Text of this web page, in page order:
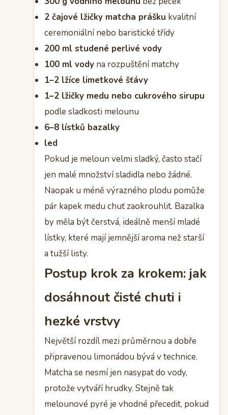
2 čajové lžičky matcha prášku kvalitní
ceremoniální nebo baristické třídy
200 ml studené perlivé vody
100 ml vody na rozpuštění matchy
1–2 lžíce limetkové šťávy
1–2 lžičky medu nebo cukrového sirupu
podle sladkosti melounu
6–8 lístků bazalky
led
Pokud je meloun velmi sladký, často stačí
jen malé množství sladidla nebo žádné.
Naopak u méně výrazného plodu pomůže
pár kapek medu chuť zaokrouhlit. Bazalka
by měla být čerstvá, ideálně menší mladé
lístky, které mají jemnější aroma než starší
a tužší listy.
Postup krok za krokem: jak
dosáhnout čisté chuti i
hezké vrstvy
Největší rozdíl mezi průměrnou a dobře
připravenou limonádou bývá v technice.
Matcha se nesmí jen nasypat do vody,
protože vytváří hrudky. Stejně tak
melounové pyré je vhodné přecedit, pokud